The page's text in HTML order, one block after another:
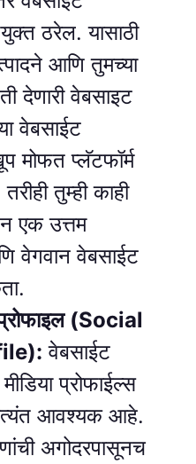
ठरेल. यासाठी
आणि तुमच्या
देणारी वेबसाइट
वेबसाईट
मोफत प्लॅटफॉर्म
तुम्ही काही
एक उत्तम
वेगवान वेबसाईट
(Social
वेबसाईट
प्रोफाईल्स
आवश्यक आहे.
अगोदरपासूनच